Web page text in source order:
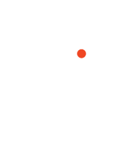
the best experience
website, you accept
the website is used and
or to find out how